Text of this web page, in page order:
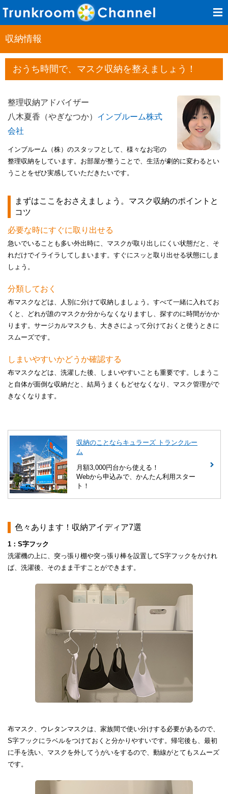
収納情報
おうち時間で、マスク収納を整えましょう！
整理収納アドバイザー
八木夏香（やぎなつか） インブルーム株式
会社
インブルーム（株）のスタッフとして、様々なお宅の
整理収納をしています。お部屋が整うことで、生活が劇的に変わるとい
うことをぜひ実感していただきたいです。
まずはここをおさえましょう。マスク収納のポイントと
コツ
必要な時にすぐに取り出せる
急いでいることも多い外出時に、マスクが取り出しにくい状態だと、そ
れだけでイライラしてしまいます。すぐにスッと取り出せる状態にしま
しょう。
分類しておく
布マスクなどは、人別に分けて収納しましょう。すべて一緒に入れてお
くと、どれが誰のマスクか分からなくなりますし、探すのに時間がかか
ります。サージカルマスクも、大きさによって分けておくと使うときに
スムーズです。
しまいやすいかどうか確認する
布マスクなどは、洗濯した後、しまいやすいことも重要です。しまうこ
と自体が面倒な収納だと、結局うまくもどせなくなり、マスク管理がで
きなくなります。
収納のことならキュラーズ トランクルー
ム
月額3,000円台から使える！
Webから申込みで、かんたん利用スター
ト！
色々あります！収納アイディア7選
1：S字フック
洗濯機の上に、突っ張り棚や突っ張り棒を設置してS字フックをかけれ
ば、洗濯後、そのまま干すことができます。
布マスク、ウレタンマスクは、家族間で使い分けする必要があるので、
S字フックにラベルをつけておくと分かりやすいです。帰宅後も、最初
に手を洗い、マスクを外してうがいをするので、動線がとてもスムーズ
です。